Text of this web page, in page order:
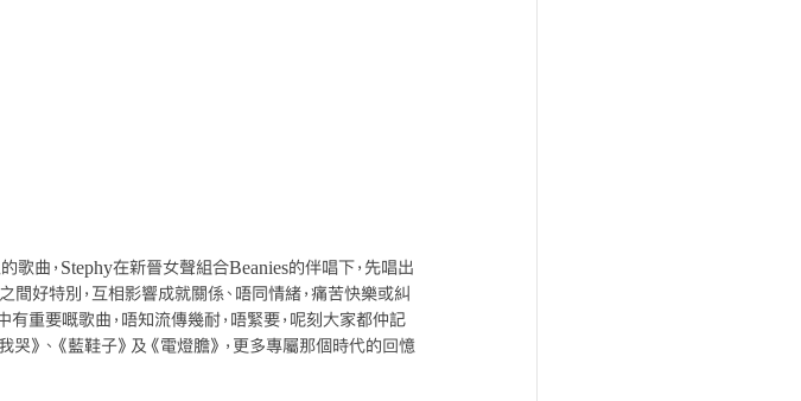
歌曲，Stephy在新晉女聲組合Beanies的伴唱下，先唱出
間好特別，互相影響成就關係、唔同情緒，痛苦快樂或糾
有重要嘅歌曲，唔知流傳幾耐，唔緊要，呢刻大家都仲記
哭》、《藍鞋子》及《電燈膽》，更多專屬那個時代的回憶